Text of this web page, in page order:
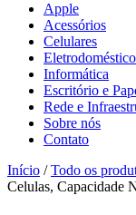
Apple
Acessórios
Celulares
Informática
Escritório e
Rede e
Sobre nós
Contato
Início /Todo os
Celulas, Capacidade